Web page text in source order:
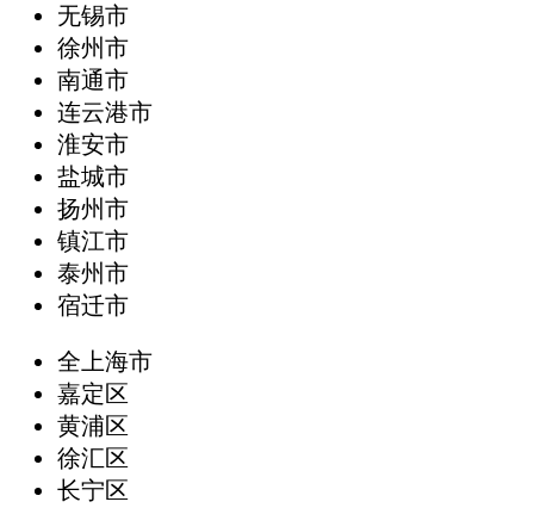
无锡市
徐州市
南通市
连云港市
淮安市
盐城市
扬州市
镇江市
泰州市
宿迁市
全上海市
嘉定区
黄浦区
徐汇区
长宁区